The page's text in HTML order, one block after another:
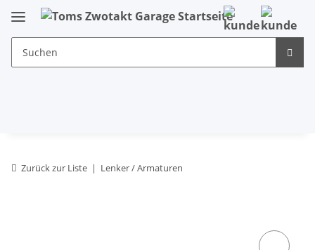
Zurück zur Liste Lenker / Armaturen